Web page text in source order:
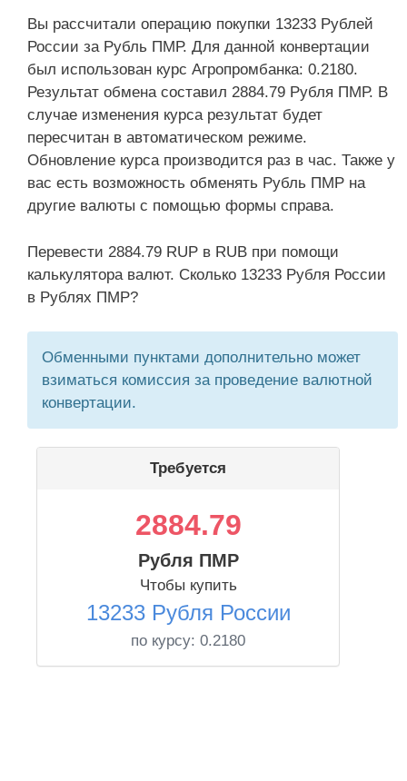
Вы рассчитали операцию покупки 13233 Рублей
России за Рубль ПМР. Для данной конвертации
был использован курс Агропромбанка: 0.2180.
Результат обмена составил 2884.79 Рубля ПМР. В
случае изменения курса результат будет
пересчитан в автоматическом режиме.
Обновление курса производится раз в час. Также у
вас есть возможность обменять Рубль ПМР на
другие валюты с помощью формы справа.
Перевести 2884.79 RUP в RUB при помощи
калькулятора валют. Сколько 13233 Рубля России
в Рублях ПМР?
Обменными пунктами дополнительно может
взиматься комиссия за проведение валютной
конвертации.
Требуется
2884.79
Рубля ПМР
Чтобы купить
13233 Рубля России
по курсу: 0.2180